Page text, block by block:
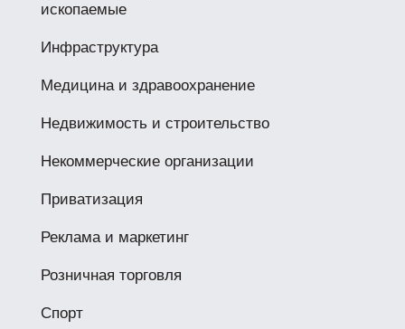
ископаемые
Инфраструктура
Медицина и здравоохранение
Недвижимость и строительство
Некоммерческие организации
Приватизация
Реклама и маркетинг
Розничная торговля
Спорт